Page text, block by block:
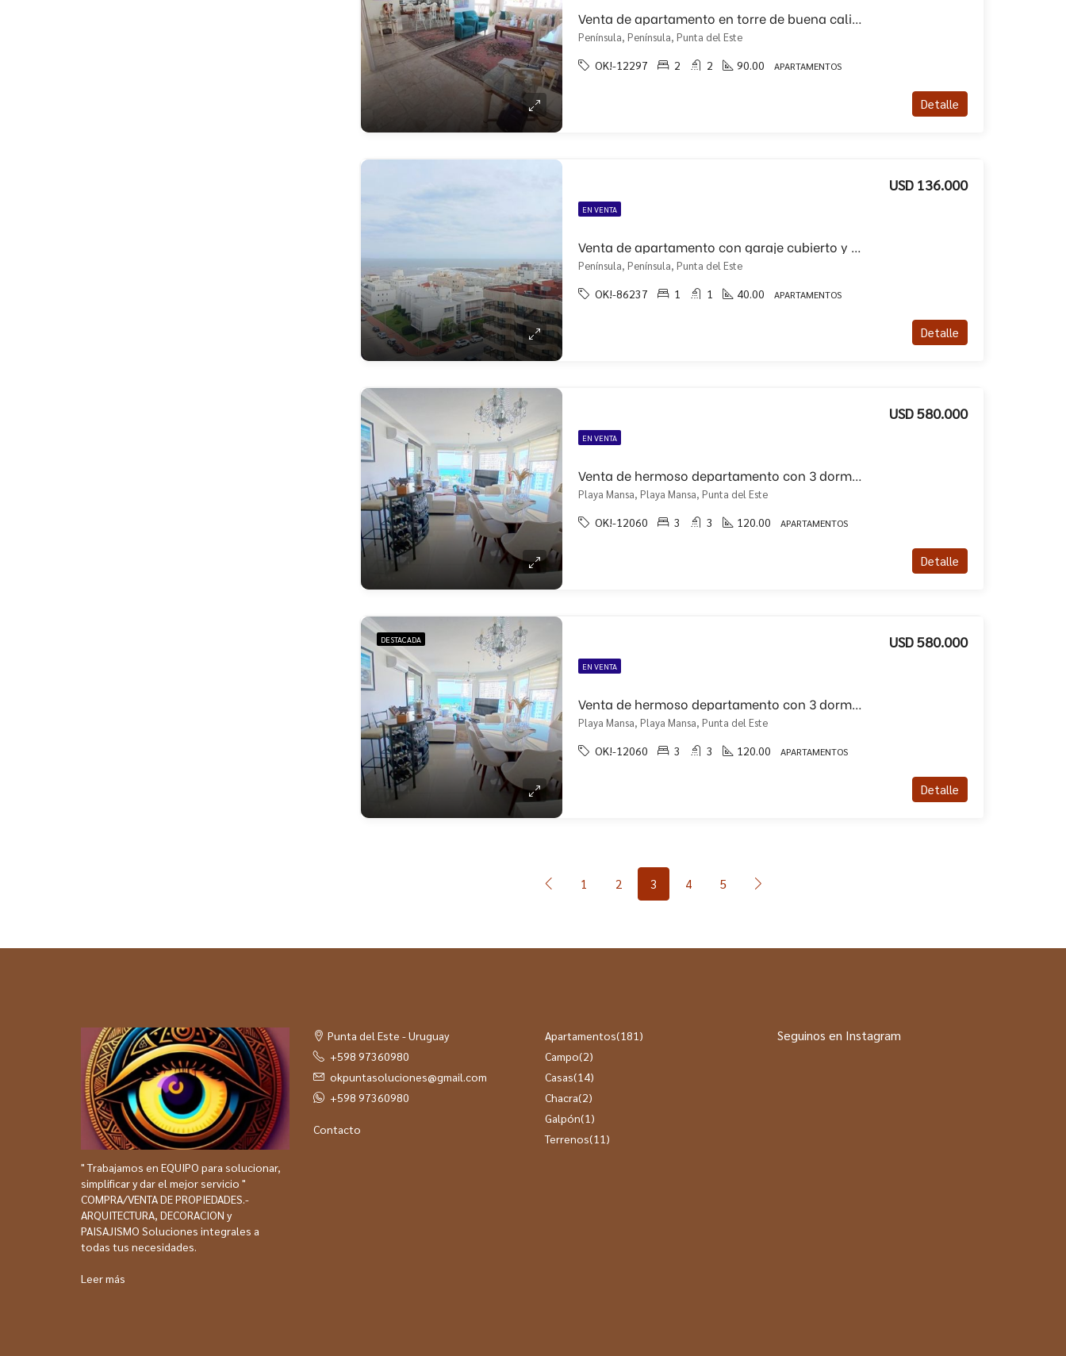
Venta de apartamento en torre de buena calidad!!
Península, Península, Punta del Este
OK!-12297 2 2 90.00 APARTAMENTOS
Detalle
EN VENTA
Venta de apartamento con garaje cubierto y buena vista al mar
USD 136.000
Península, Península, Punta del Este
OK!-86237 1 1 40.00 APARTAMENTOS
Detalle
EN VENTA
Venta de hermoso departamento con 3 dormitorios y medio!!
USD 580.000
Playa Mansa, Playa Mansa, Punta del Este
OK!-12060 3 3 120.00 APARTAMENTOS
Detalle
DESTACADA
EN VENTA
Venta de hermoso departamento con 3 dormitorios y medio!!
USD 580.000
Playa Mansa, Playa Mansa, Punta del Este
OK!-12060 3 3 120.00 APARTAMENTOS
Detalle
1 2 3 4 5
" Trabajamos en EQUIPO para solucionar,
simplificar y dar el mejor servicio "
COMPRA/VENTA DE PROPIEDADES.-
ARQUITECTURA, DECORACION y
PAISAJISMO Soluciones integrales a
todas tus necesidades.
Leer más
Punta del Este - Uruguay
+598 97360980
okpuntasoluciones@gmail.com
+598 97360980
Contacto
Apartamentos(181)
Campo(2)
Casas(14)
Chacra(2)
Galpón(1)
Terrenos(11)
Seguinos en Instagram